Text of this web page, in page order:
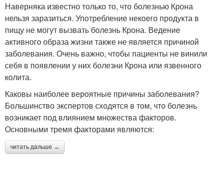
Наверняка известно только то, что болезнью Крона
нельзя заразиться. Употребление некоего продукта в
пищу не могут вызвать болезнь Крона. Ведение
активного образа жизни также не является причиной
заболевания. Очень важно, чтобы пациенты не винили
себя в появлении у них болезни Крона или язвенного
колита.
Каковы наиболее вероятные причины заболевания?
Большинство экспертов сходятся в том, что болезнь
возникает под влиянием множества факторов.
Основными тремя факторами являются:
читать дальше →